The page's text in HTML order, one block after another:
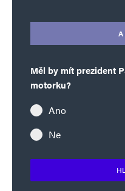
Měl by mít prezident
motorku?
Ano
Ne